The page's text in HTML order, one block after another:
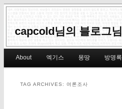
capcold님의 블로그님
Skip to primary content
Skip to secondary content
About 엑기스 몽땅 방명록
TAG ARCHIVES: 여론조사